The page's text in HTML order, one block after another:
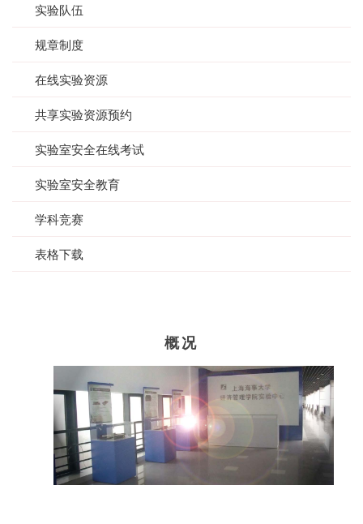
实验队伍
规章制度
在线实验资源
共享实验资源预约
实验室安全在线考试
实验室安全教育
学科竞赛
表格下载
概况